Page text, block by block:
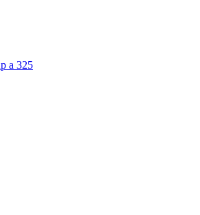
a 325